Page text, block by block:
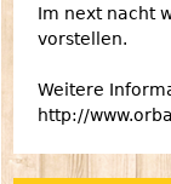
Im next nacht
vorstellen.
Weitere
http://